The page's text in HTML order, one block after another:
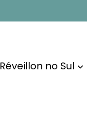
Réveillon no Sul